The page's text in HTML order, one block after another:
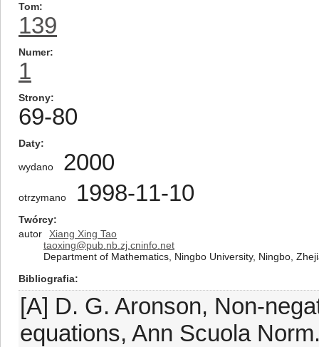
Tom
139
Numer
1
Strony
69-80
Daty
wydano 2000
otrzymano 1998-11-10
Twórcy
autor
Xiang Xing Tao
taoxing@pub.nb.zj.cninfo.net
Department of Mathematics, Ningbo University, Ningbo,
Bibliografia
[A] D. G. Aronson, Non-
equations, Ann Scuola